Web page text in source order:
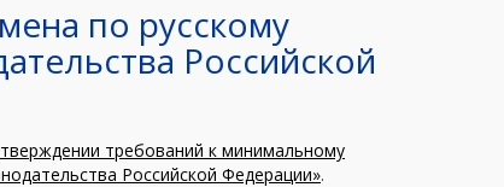
по русскому
Российской
требований к минимальному
Российской Федерации».